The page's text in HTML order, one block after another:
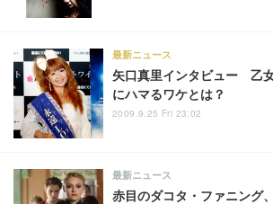
矢口真里インタビュー 乙女
にハマるワケとは？
最新ニュース
2009.9.25 Fri 23:02
赤目のダコタ・ファニング
最新ニュース